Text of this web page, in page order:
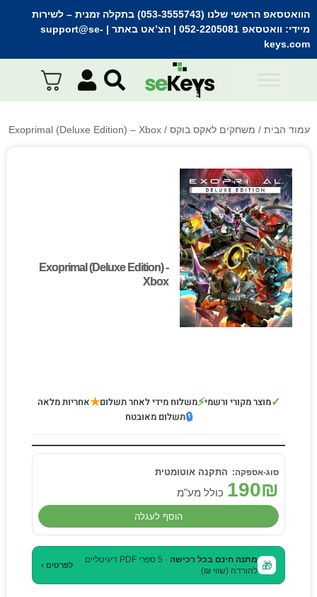
הוואטסאפ הראשי שלנו (053-3555743) בתקלה זמנית
– לשירות
מיידי: וואטסאפ 052-2205081 | הצ’אט באתר | support@se-
keys.com
עמוד הבית / משחקים לאקס בוקס / Exoprimal (Deluxe Edition) – Xbox
Exoprimal (Deluxe Edition) -
Xbox
Exoprimal (Deluxe Edition) -
Xbox
✓מוצר מקורי ורשמי⚡משלוח מידי לאחר תשלום★אחריות מלאה
🔒תשלום מאובטח
התקנה אוטומטית
190₪ כולל מע"מ
הוסף לעגלה
🎁 מתנה חינם בכל רכישה
· 5 ספרי PDF דיגיטליים
להורדה (שווי ₪)
לפרטים ›